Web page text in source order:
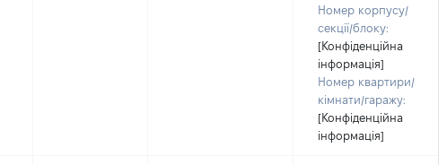
Номер корпусу/
секції/блоку:
[Конфіденційна
інформація]
Номер квартири/
кімнати/гаражу:
[Конфіденційна
інформація]